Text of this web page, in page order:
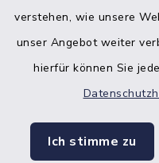
verstehen, wie unsere
unser Angebot weiter
hierfür können Sie
Ich stimme zu